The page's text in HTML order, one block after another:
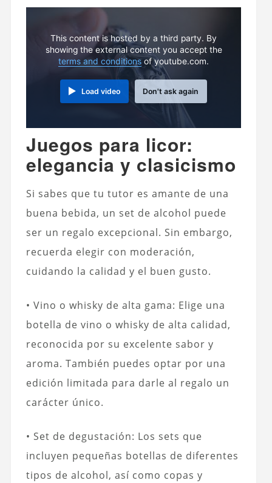
This content is hosted by a third party. By
showing the external content you accept the
terms and conditions of youtube.com.
Load video Don't ask again
Juegos para licor:
elegancia y clasicismo
Si sabes que tu tutor es amante de una
buena bebida, un set de alcohol puede
ser un regalo excepcional. Sin embargo,
recuerda elegir con moderación,
cuidando la calidad y el buen gusto.
• Vino o whisky de alta gama: Elige una
botella de vino o whisky de alta calidad,
reconocida por su excelente sabor y
aroma. También puedes optar por una
edición limitada para darle al regalo un
carácter único.
• Set de degustación: Los sets que
incluyen pequeñas botellas de diferentes
tipos de alcohol, así como copas y